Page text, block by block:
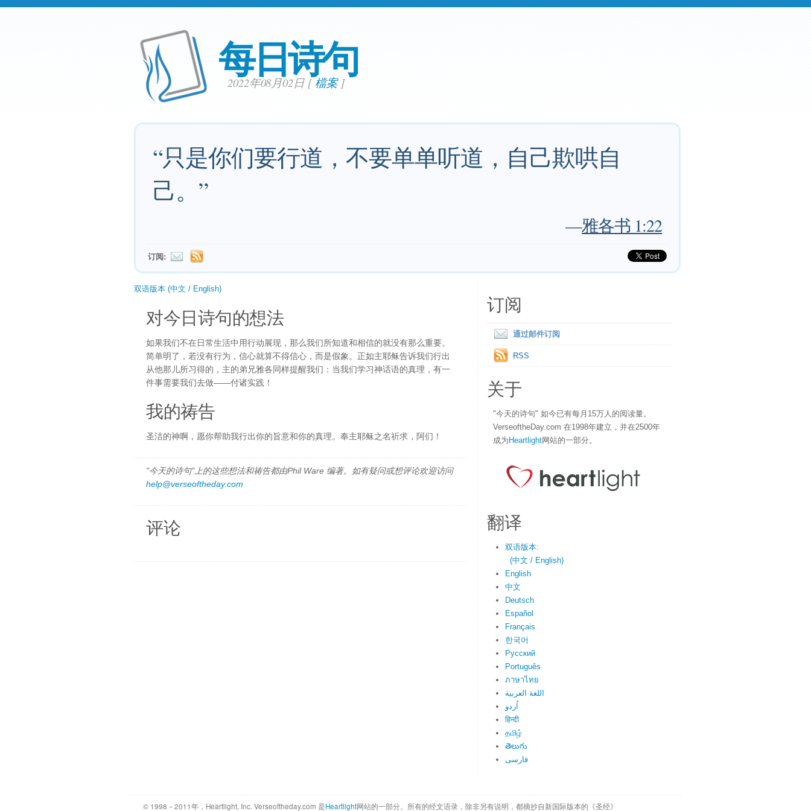
每日诗句
2022年08月02日 [檔案]
“只是你们要行道，不要单单听道，自己欺哄自
己。”
—雅各书 1:22
订阅:
双语版本 (中文 / English)
对今日诗句的想法
如果我们不在日常生活中用行动展现，那么我们所知道和相信的就没有那么重要。
简单明了，若没有行为，信心就算不得信心，而是假象。正如主耶稣告诉我们行出
从他那儿所习得的，主的弟兄雅各同样提醒我们：当我们学习神话语的真理，有一
件事需要我们去做——付诸实践！
我的祷告
圣洁的神啊，愿你帮助我行出你的旨意和你的真理。奉主耶稣之名祈求，阿们！
"今天的诗句"上的这些想法和祷告都由Phil Ware 编著。如有疑问或想评论欢迎访问
help@verseoftheday.com
评论
订阅
通过邮件订阅
RSS
关于
"今天的诗句" 如今已有每月15万人的阅读量。
VerseoftheDay.com 在1998年建立，并在2500年
成为 Heartlight网站的一部分。
翻译
双语版本:
(中文 / English)
English
中文
Deutsch
Español
Français
한국어
Русский
Português
ภาษาไทย
اللغة العربية
اُردو
हिन्दी
தமிழ்
తెలుగు
فارسی
© 1998－2011年，Heartlight, Inc. Verseoftheday.com 是Heartlight网站的一部分。所有的经文语录，除非另有说明，都摘抄自新国际版本的《圣经》